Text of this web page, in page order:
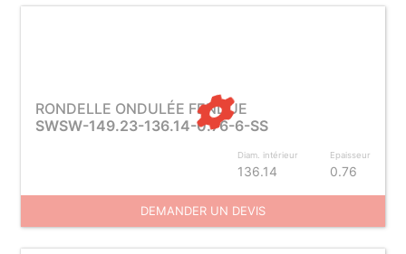
RONDELLE ONDULÉE FENDUE
SWSW-149.23-136.14-0.76-6-SS
Diam. intérieur
136.14
Epaisseur
0.76
DEMANDER UN DEVIS